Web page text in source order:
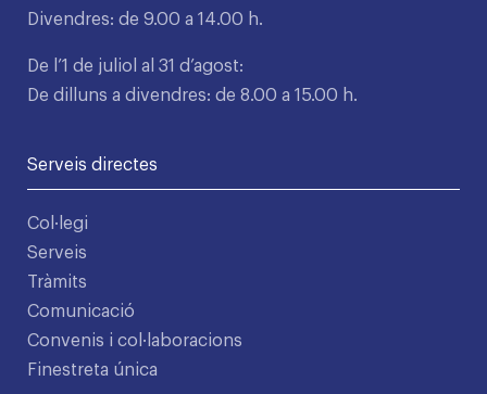
Divendres: de 9.00 a 14.00 h.
De l’1 de juliol al 31 d’agost:
De dilluns a divendres: de 8.00 a 15.00 h.
Serveis directes
Col·legi
Serveis
Tràmits
Comunicació
Convenis i col·laboracions
Finestreta única